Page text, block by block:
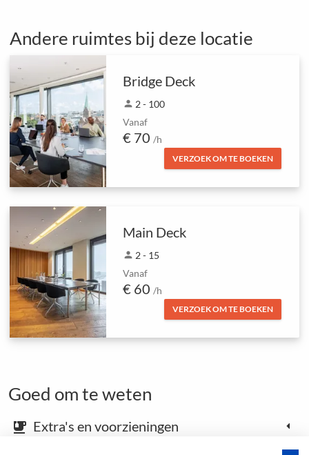
Andere ruimtes bij deze locatie
Bridge Deck
person 2 - 100
Vanaf
€ 70 /h
VERZOEK OM TE BOEKEN
Main Deck
person 2 - 15
Vanaf
€ 60 /h
VERZOEK OM TE BOEKEN
Goed om te weten
emoji_food_beverage Extra's en voorzieningen